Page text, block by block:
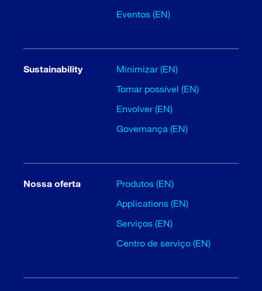
Eventos (EN)
Sustainability
Minimizar (EN)
Tornar possível (EN)
Envolver (EN)
Governança (EN)
Nossa oferta
Produtos (EN)
Applications (EN)
Serviços (EN)
Centro de serviço (EN)